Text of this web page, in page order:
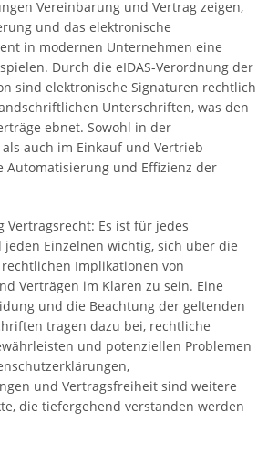
Vereinbarung und Vertrag zeigen,
und das elektronische
in modernen Unternehmen eine
Durch die eIDAS-Verordnung der
sind elektronische Signaturen rechtlich
Unterschriften, was den
ebnet. Sowohl in der
auch im Einkauf und Vertrieb
Automatisierung und Effizienz der
Vertragsrecht: Es ist für jedes
Einzelnen wichtig, sich über die
Implikationen von
Verträgen im Klaren zu sein. Eine
und die Beachtung der geltenden
tragen dazu bei, rechtliche
und potenziellen Problemen
und Vertragsfreiheit sind weitere
die tiefergehend verstanden werden